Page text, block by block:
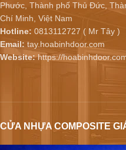
Phước, Thành phố Thủ Đức,
Chí Minh, Việt Nam
Hotline: 0813112727 ( Mr Tây )
Email: tay.hoabinhdoor.com
Website:https://
CỬA NHỰA COMPOSITE